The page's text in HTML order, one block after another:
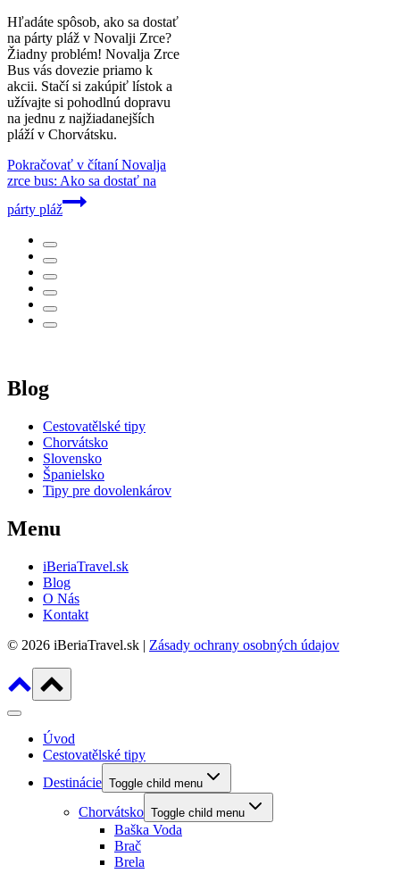
Hľadáte spôsob, ako sa dostať
na párty pláž v Novalji Zrce?
Žiadny problém! Novalja Zrce
Bus vás dovezie priamo k
akcii. Stačí si zakúpiť lístok a
užívajte si pohodlnú dopravu
na jednu z najžiadanejších
pláží v Chorvátsku.
Pokračovať v čítaníNovalja
zrce bus: Ako sa dostať na
párty pláž
Blog
Cestovatělské tipy
Chorvátsko
Slovensko
Španielsko
Tipy pre dovolenkárov
Menu
iBeriaTravel.sk
Blog
O Nás
Kontakt
© 2026 iBeriaTravel.sk | Zásady ochrany osobných údajov
Úvod
Cestovatělské tipy
Destinácie Toggle child menu
Chorvátsko Toggle child menu
Baška Voda
Brač
Brela